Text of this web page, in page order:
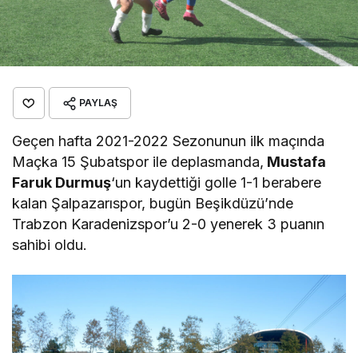
PAYLAŞ
Geçen hafta 2021-2022 Sezonunun ilk maçında
Maçka 15 Şubatspor ile deplasmanda, Mustafa
Faruk Durmuş‘un kaydettiği golle 1-1 berabere
kalan Şalpazarıspor, bugün Beşikdüzü’nde
Trabzon Karadenizspor’u 2-0 yenerek 3 puanın
sahibi oldu.